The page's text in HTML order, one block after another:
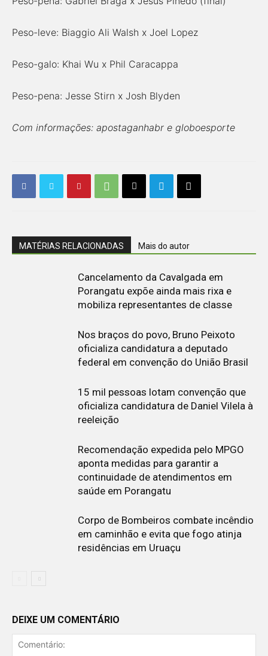
Peso-leve: Biaggio Ali Walsh x Joel Lopez
Peso-galo: Khai Wu x Phil Caracappa
Peso-pena: Jesse Stirn x Josh Blyden
Com informações: apostaganhabr e globoesporte
MATÉRIAS RELACIONADAS Mais do autor
Cancelamento da Cavalgada em
Porangatu expõe ainda mais rixa e
mobiliza representantes de classe
Nos braços do povo, Bruno Peixoto
oficializa candidatura a deputado
federal em convenção do União Brasil
15 mil pessoas lotam convenção que
oficializa candidatura de Daniel Vilela à
reeleição
Recomendação expedida pelo MPGO
aponta medidas para garantir a
continuidade de atendimentos em
saúde em Porangatu
Corpo de Bombeiros combate incêndio
em caminhão e evita que fogo atinja
residências em Uruaçu
DEIXE UM COMENTÁRIO